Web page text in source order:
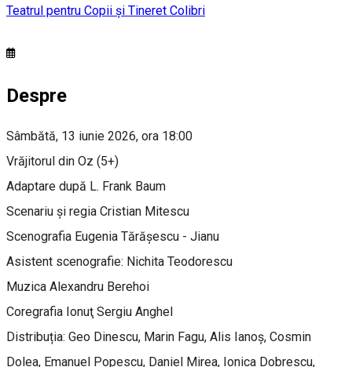
Teatrul pentru Copii și Tineret Colibri
Despre
Sâmbătă, 13 iunie 2026, ora 18:00
Vrăjitorul din Oz (5+)
Adaptare după L. Frank Baum
Scenariu și regia Cristian Mitescu
Scenografia Eugenia Tărăşescu - Jianu
Asistent scenografie: Nichita Teodorescu
Muzica Alexandru Berehoi
Coregrafia Ionuţ Sergiu Anghel
Distribuția: Geo Dinescu, Marin Fagu, Alis Ianoş, Cosmin
Dolea, Emanuel Popescu, Daniel Mirea, Ionica Dobrescu,